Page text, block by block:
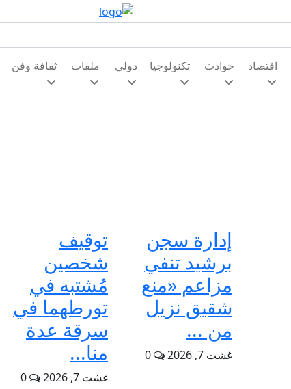
اقتصاد حوادث تكنولوجيا دولي ملفات ثقافة وفن
إدارة سجن
برشيد تنفي
مزاعم «منع
شقيق نزيل
من ...
غشت 7, 2026
توقيف
شخصين
مُشتبه في
تورطهما في
سرقة عدة
منا...
غشت 7, 2026